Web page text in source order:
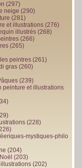
(297)
neige (290)
(281)
et illustrations (276)
illustrés (268)
(266)
(265)
peintres (261)
gras (260)
(239)
peinture et illustrations
(228)
mystiques-philo
(204)
(203)
(202)